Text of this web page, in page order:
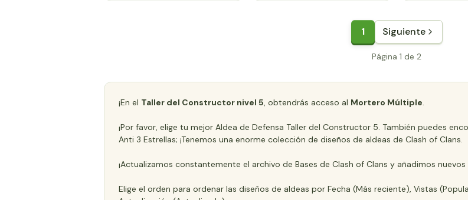
1 Siguiente
Página 1 de 2
¡En el Taller del Constructor nivel 5, obtendrás acceso al Mortero Múltiple.
¡Por favor, elige tu mejor Aldea de Defensa Taller del Constructor 5. También puedes
Anti 3 Estrellas; ¡Tenemos una enorme colección de diseños de aldeas de Clash of Clans.
¡Actualizamos constantemente el archivo de Bases de Clash of Clans y añadimos
Elige el orden para ordenar las diseños de aldeas por Fecha (Más reciente), Vistas